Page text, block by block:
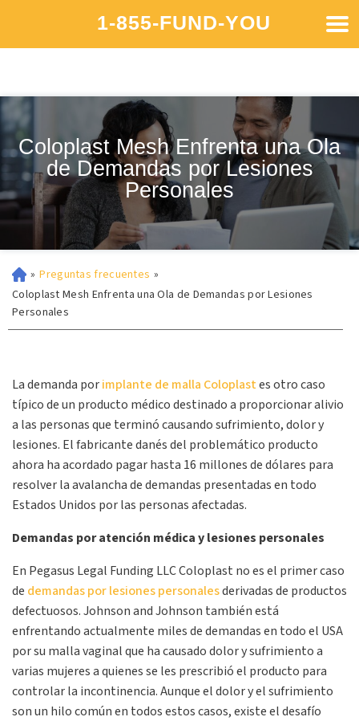
1-855-FUND-YOU
Coloplast Mesh Enfrenta una Ola
de Demandas por Lesiones
Personales
» Preguntas frecuentes »
Coloplast Mesh Enfrenta una Ola de Demandas por Lesiones
Personales
La demanda porimplante de malla Coloplastes otro caso
típico de un producto médico destinado a proporcionar alivio
a las personas que terminó causando sufrimiento, dolor y
lesiones. El fabricante danés del problemático producto
ahora ha acordado pagar hasta 16 millones de dólares para
resolver la avalancha de demandas presentadas en todo
Estados Unidos por las personas afectadas.
Demandas por atención médica y lesiones personales
En Pegasus Legal Funding LLCColoplast no es el primer caso
de demandas por lesiones personalesderivadas de productos
defectuosos. Johnson and Johnson también está
enfrentando actualmente miles de demandas en todo el USA
por su malla vaginal que ha causado dolor y sufrimiento a
varias mujeres a quienes se les prescribió el producto para
controlar la incontinencia. Aunque el dolor y el sufrimiento
son un hilo común en todos estos casos, existe el desafío